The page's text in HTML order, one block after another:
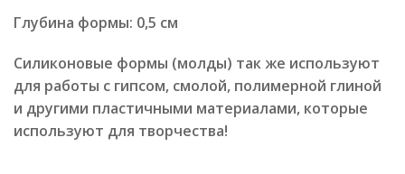
Глубина формы: 0,5 см
Силиконовые формы (молды) так же используют
для работы с гипсом, смолой, полимерной глиной
и другими пластичными материалами, которые
используют для творчества!